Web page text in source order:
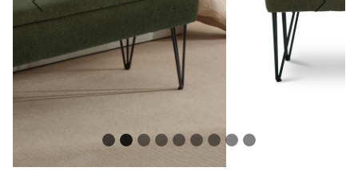
Previous Next